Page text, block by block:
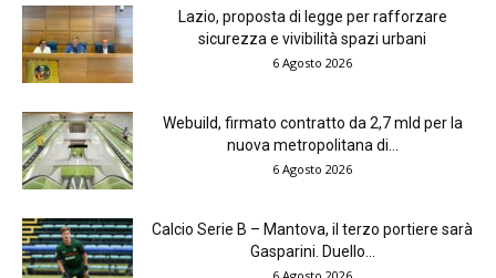
Lazio, proposta di legge per rafforzare
sicurezza e vivibilità spazi urbani
6 Agosto 2026
Webuild, firmato contratto da 2,7 mld per la
nuova metropolitana di...
6 Agosto 2026
Calcio Serie B – Mantova, il terzo portiere sarà
Gasparini. Duello...